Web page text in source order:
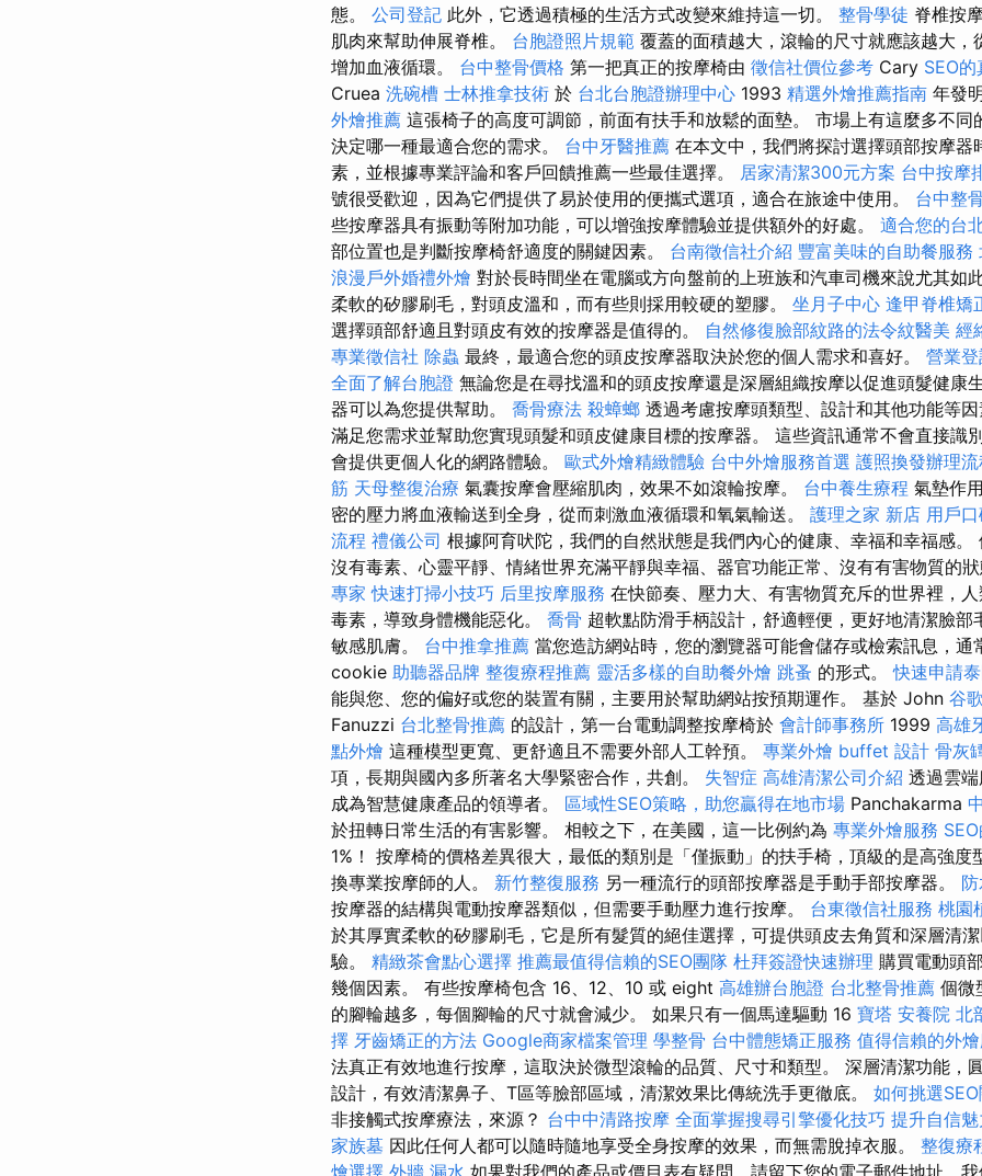
態。 公司登記 此外，它透過積極的生活方式改變來維持這一切。 整骨學徒 脊椎按
肌肉來幫助伸展脊椎。 台胞證照片規範 覆蓋的面積越大，滾輪的尺寸就應該越大，
增加血液循環。 台中整骨價格 第一把真正的按摩椅由 徵信社價位參考 Cary SEO
Cruea 洗碗槽 士林推拿技術 於 台北台胞證辦理中心 1993 精選外燴推薦指南 年發
外燴推薦 這張椅子的高度可調節，前面有扶手和放鬆的面墊。 市場上有這麼多不同
決定哪一種最適合您的需求。 台中牙醫推薦 在本文中，我們將探討選擇頭部按摩器
素，並根據專業評論和客戶回饋推薦一些最佳選擇。 居家清潔300元方案 台中按摩
號很受歡迎，因為它們提供了易於使用的便攜式選項，適合在旅途中使用。 台中整
些按摩器具有振動等附加功能，可以增強按摩體驗並提供額外的好處。 適合您的台
部位置也是判斷按摩椅舒適度的關鍵因素。 台南徵信社介紹 豐富美味的自助餐服務
浪漫戶外婚禮外燴 對於長時間坐在電腦或方向盤前的上班族和汽車司機來說尤其如
柔軟的矽膠刷毛，對頭皮溫和，而有些則採用較硬的塑膠。 坐月子中心 逢甲脊椎矯
選擇頭部舒適且對頭皮有效的按摩器是值得的。 自然修復臉部紋路的法令紋醫美 經
專業徵信社 除蟲 最終，最適合您的頭皮按摩器取決於您的個人需求和喜好。 營業
全面了解台胞證 無論您是在尋找溫和的頭皮按摩還是深層組織按摩以促進頭髮健康
器可以為您提供幫助。 喬骨療法 殺蟑螂 透過考慮按摩頭類型、設計和其他功能等
滿足您需求並幫助您實現頭髮和頭皮健康目標的按摩器。 這些資訊通常不會直接識
會提供更個人化的網路體驗。 歐式外燴精緻體驗 台中外燴服務首選 護照換發辦理流
筋 天母整復治療 氣囊按摩會壓縮肌肉，效果不如滾輪按摩。 台中養生療程 氣墊作
密的壓力將血液輸送到全身，從而刺激血液循環和氧氣輸送。 護理之家 新店 用戶
流程 禮儀公司 根據阿育吠陀，我們的自然狀態是我們內心的健康、幸福和幸福感。
沒有毒素、心靈平靜、情緒世界充滿平靜與幸福、器官功能正常、沒有有害物質的狀
專家 快速打掃小技巧 后里按摩服務 在快節奏、壓力大、有害物質充斥的世界裡，
毒素，導致身體機能惡化。 喬骨 超軟點防滑手柄設計，舒適輕便，更好地清潔臉部
敏感肌膚。 台中推拿推薦 當您造訪網站時，您的瀏覽器可能會儲存或檢索訊息，通
cookie 助聽器品牌 整復療程推薦 靈活多樣的自助餐外燴 跳蚤 的形式。快速申請
能與您、您的偏好或您的裝置有關，主要用於幫助網站按預期運作。 基於 John 谷
Fanuzzi 台北整骨推薦 的設計，第一台電動調整按摩椅於 會計師事務所 1999 高雄
點外燴 這種模型更寬、更舒適且不需要外部人工幹預。 專業外燴 buffet 設計 骨灰
項，長期與國內多所著名大學緊密合作，共創。 失智症 高雄清潔公司介紹 透過雲端
成為智慧健康產品的領導者。 區域性SEO策略，助您贏得在地市場 Panchakarma
於扭轉日常生活的有害影響。 相較之下，在美國，這一比例約為 專業外燴服務
1%！ 按摩椅的價格差異很大，最低的類別是「僅振動」的扶手椅，頂級的是高強度
換專業按摩師的人。 新竹整復服務 另一種流行的頭部按摩器是手動手部按摩器。
按摩器的結構與電動按摩器類似，但需要手動壓力進行按摩。 台東徵信社服務 桃園
於其厚實柔軟的矽膠刷毛，它是所有髮質的絕佳選擇，可提供頭皮去角質和深層清
驗。 精緻茶會點心選擇 推薦最值得信賴的SEO團隊 杜拜簽證快速辦理 購買電動頭
幾個因素。 有些按摩椅包含 16、12、10 或 eight 高雄辦台胞證 台北整骨推薦 個微
的腳輪越多，每個腳輪的尺寸就會減少。 如果只有一個馬達驅動 16 寶塔 安養院 北
擇 牙齒矯正的方法 Google商家檔案管理 學整骨 台中體態矯正服務 值得信賴的外
法真正有效地進行按摩，這取決於微型滾輪的品質、尺寸和類型。 深層清潔功能，
設計，有效清潔鼻子、T區等臉部區域，清潔效果比傳統洗手更徹底。 如何挑選
非接觸式按摩療法，來源？ 台中中清路按摩 全面掌握搜尋引擎優化技巧 提升自信
家族墓 因此任何人都可以隨時隨地享受全身按摩的效果，而無需脫掉衣服。 整復療
燴選擇 外牆 漏水 如果對我們的產品或價目表有疑問，請留下您的電子郵件地址，